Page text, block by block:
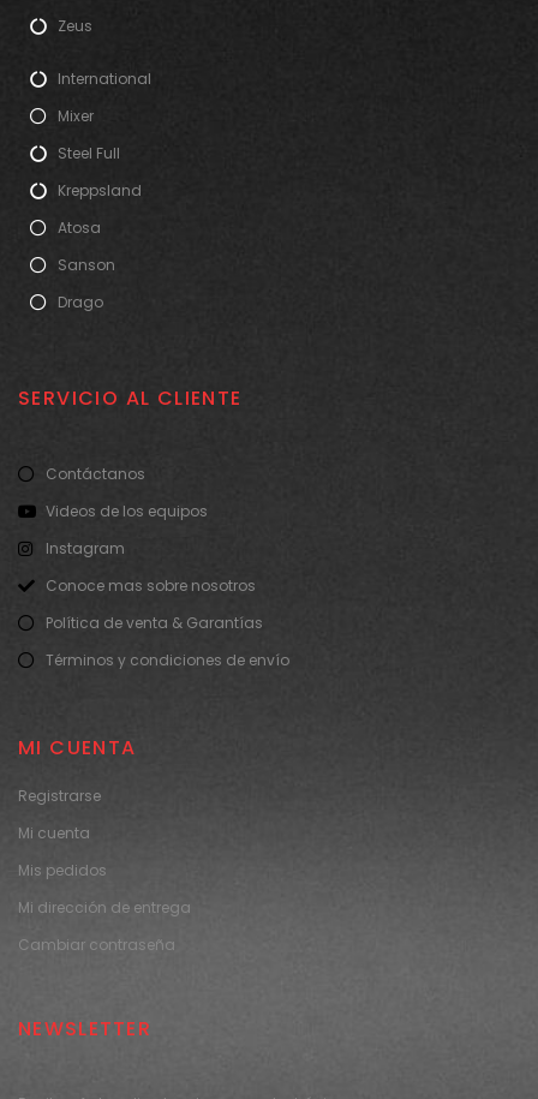
Zeus
International
Mixer
Steel Full
Kreppsland
Atosa
Sanson
Drago
SERVICIO AL CLIENTE
Contáctanos
Videos de los equipos
Instagram
Conoce mas sobre nosotros
Política de venta & Garantías
Términos y condiciones de envío
MI CUENTA
Registrarse
Mi cuenta
Mis pedidos
Mi dirección de entrega
Cambiar contraseña
NEWSLETTER